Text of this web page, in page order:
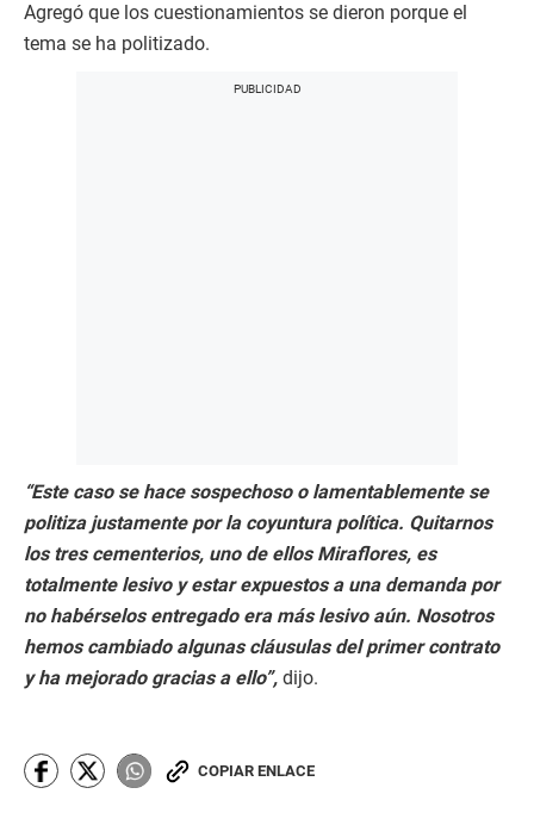
Agregó que los cuestionamientos se dieron porque el
tema se ha politizado.
“Este caso se hace sospechoso o lamentablemente se
politiza justamente por la coyuntura política. Quitarnos
los tres cementerios, uno de ellos Miraflores, es
totalmente lesivo y estar expuestos a una demanda por
no habérselos entregado era más lesivo aún. Nosotros
hemos cambiado algunas cláusulas del primer contrato
y ha mejorado gracias a ello”, dijo.
COPIAR ENLACE